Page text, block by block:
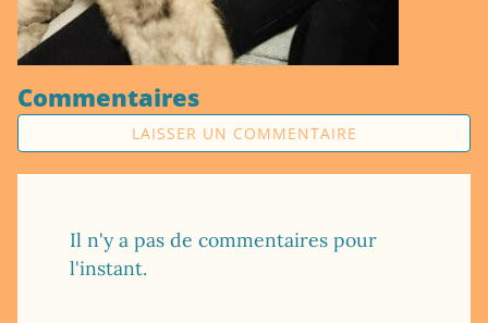
Commentaires
LAISSER UN COMMENTAIRE
Il n'y a pas de commentaires pour
l'instant.